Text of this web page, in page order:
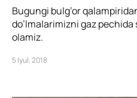
Bugungi bulg’or
do’lmalarimizni gaz
olamiz.
5 Iyul, 2018